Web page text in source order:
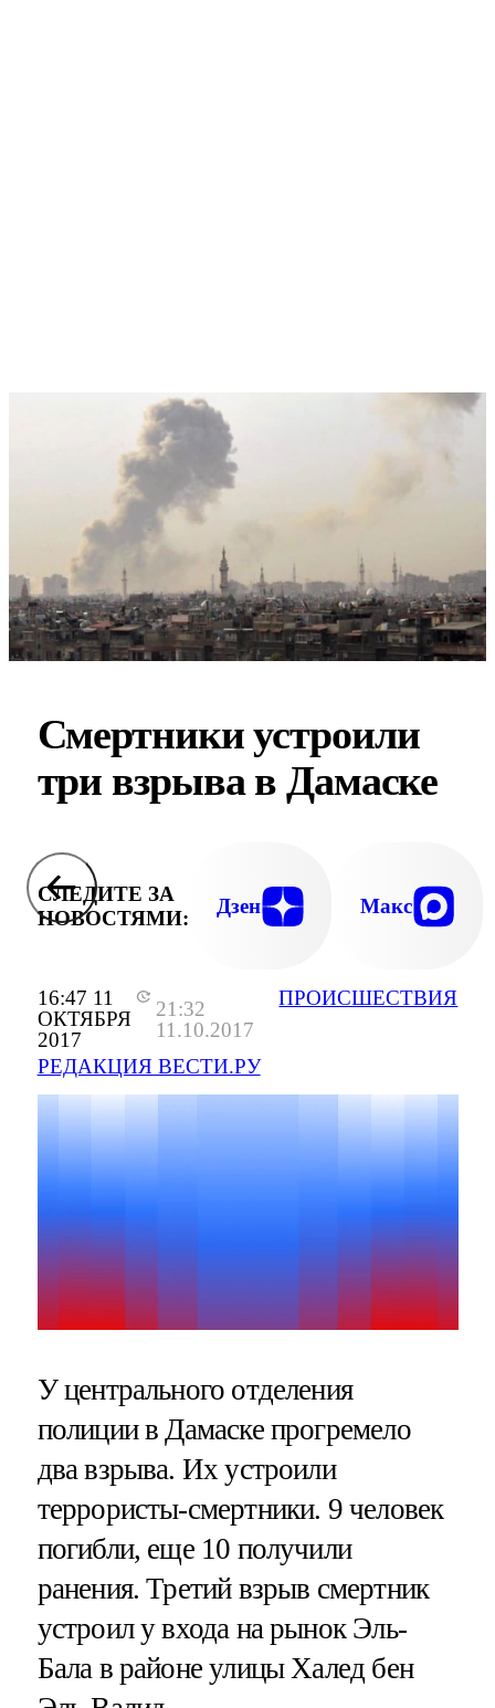
16:47 11
ОКТЯБРЯ
2017
21:32
11.10.2017
РЕДАКЦИЯ ВЕСТИ.РУ
ПРОИСШЕСТВИЯ
Смертники устроили
три взрыва в Дамаске
СЛЕДИТЕ ЗА
НОВОСТЯМИ:
Дзен Макс
У центрального отделения
полиции в Дамаске прогремело
два взрыва. Их устроили
террористы-смертники. 9 человек
погибли, еще 10 получили
ранения. Третий взрыв смертник
устроил у входа на рынок Эль-
Бала в районе улицы Халед бен